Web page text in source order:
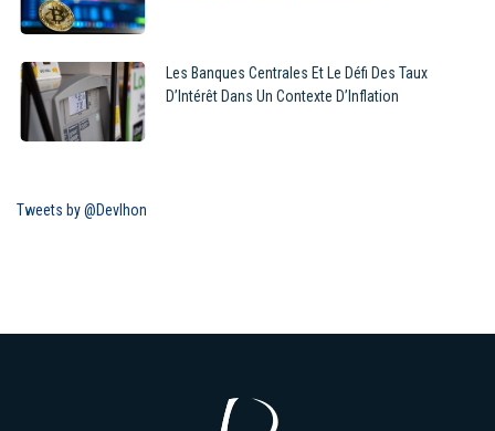
Les Banques Centrales Et Le Défi Des Taux
D’Intérêt Dans Un Contexte D’Inflation
Tweets by @Devlhon